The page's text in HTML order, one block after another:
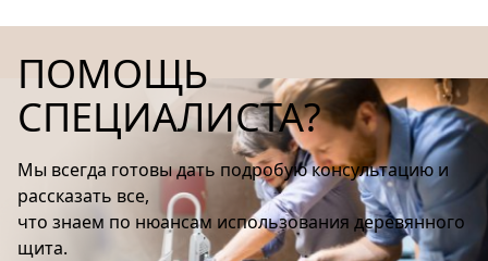
ПОМОЩЬ
СПЕЦИАЛИСТА?
Мы всегда готовы дать подробую консультацию и
рассказать все,
что знаем по нюансам использования деревянного
щита.